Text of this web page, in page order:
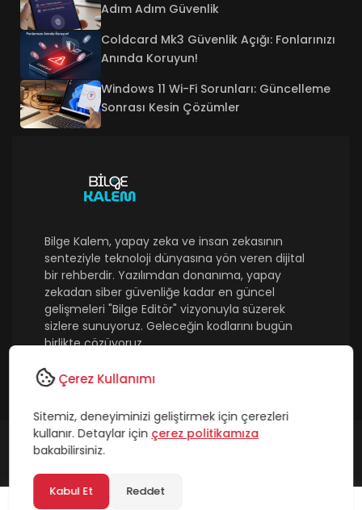
Adım Adım Güvenlik
Coldcard Mk3 Güvenlik Açığı: Fonlarınızı
Anında Koruyun!
Windows 11 Wi-Fi Sorunları: Güncelleme
Sonrası Kesin Çözümler
Bilge Kalem, yapay zeka ve insan zekasının
senteziyle teknoloji dünyasına yön veren dijital
bir rehberdir. Yazılımdan donanıma, yapay
zekadan siber güvenliğe kadar en güncel
gelişmeleri "Bilge Editör" vizyonuyla süzerek
sizlere sunuyoruz. Geleceğin kodlarını bugün
birlikte çözüyoruz.
Copyright © 2026 Bilge Kalem - Tüm Hakları Saklıdır.
Çerez Kullanımı
Sitemiz, deneyiminizi geliştirmek için çerezleri
kullanır. Detaylar için çerez politikamıza
bakabilirsiniz.
Kabul Et Reddet